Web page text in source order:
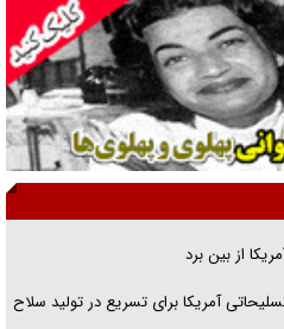
مکانت معنوی رهبر شهید را
از بین برد
آمریکا برای تسریع در تولید سلاح